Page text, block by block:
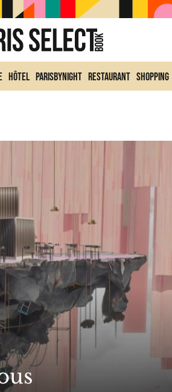
Hôtel ParisByNight Restaurant Shopping